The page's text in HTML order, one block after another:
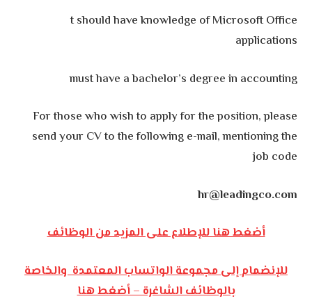
t should have knowledge of Microsoft Office
applications
must have a bachelor’s degree in accounting
For those who wish to apply for the position, please
send your CV to the following e-mail, mentioning the
job code
hr@leadingco.com
أضغط هنا للإطلاع على المزيد من الوظائف
للإنضمام إلى مجموعة الواتساب المعتمدة والخاصة
بالوظائف الشاغرة – أضغط هنا